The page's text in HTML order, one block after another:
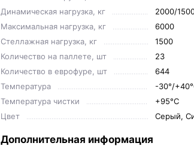
Динамическая нагрузка, кг
2000/
Максимальная нагрузка, кг
6000
Стеллажная нагрузка, кг
1500
Количество на паллете, шт
23
Количество в еврофуре, шт
644
Температура
-30°/
Температура чистки
+95°С
Цвет
Серый,
Дополнительная информация